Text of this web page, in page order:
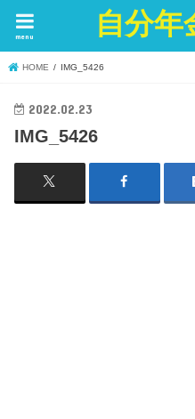
自分年
menu
HOME IMG_5426
2022.02.23
IMG_5426